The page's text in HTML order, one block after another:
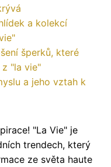
a kolekcí
šperků, které
"la vie"
a jeho vztah k
"La Vie" je
trendech, který
ze světa haute